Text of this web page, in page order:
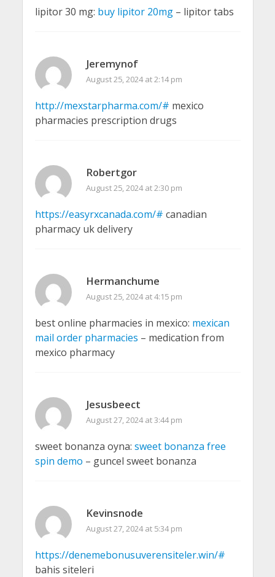
lipitor 30 mg: buy lipitor 20mg– lipitor tabs
Jeremynof
August 25, 2024 at 2:14 pm
http://mexstarpharma.com/# mexico
pharmacies prescription drugs
Robertgor
August 25, 2024 at 2:30 pm
https://easyrxcanada.com/# canadian
pharmacy uk delivery
Hermanchume
August 25, 2024 at 4:15 pm
best online pharmacies in mexico: mexican
mail order pharmacies – medication from
mexico pharmacy
Jesusbeect
August 27, 2024 at 3:44 pm
sweet bonanza oyna: sweet bonanza free
spin demo – guncel sweet bonanza
Kevinsnode
August 27, 2024 at 5:34 pm
https://denemebonusuverensiteler.win/#
bahis siteleri